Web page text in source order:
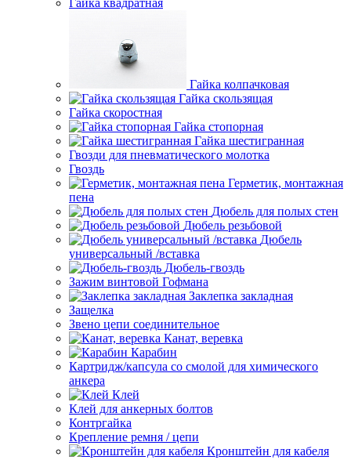
Гайка квадратная
Гайка колпачковая
Гайка скользящая
Гайка скоростная
Гайка стопорная
Гайка шестигранная
Гвозди для пневматического молотка
Гвоздь
Герметик, монтажная
пена
Дюбель для полых стен
Дюбель резьбовой
Дюбель
универсальный /вставка
Дюбель-гвоздь
Зажим винтовой Гофмана
Заклепка закладная
Защелка
Звено цепи соединительное
Канат, веревка
Карабин
Картридж/капсула со смолой для химического
анкера
Клей
Клей для анкерных болтов
Контргайка
Крепление ремня / цепи
Кронштейн для кабеля